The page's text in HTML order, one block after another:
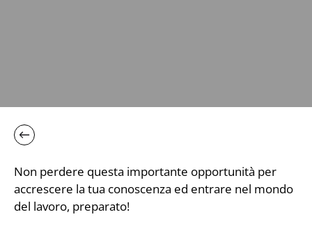
Non perdere questa importante opportunità per
accrescere la tua conoscenza ed entrare nel mondo
del lavoro, preparato!